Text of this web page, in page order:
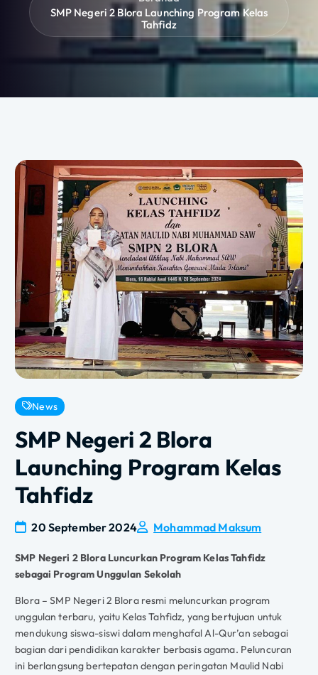
SMP Negeri 2 Blora Launching Program Kelas
Tahfidz
News
SMP Negeri 2 Blora
Launching Program Kelas
Tahfidz
20 September 2024 Mohammad Maksum
SMP Negeri 2 Blora Luncurkan Program Kelas Tahfidz
sebagai Program Unggulan Sekolah
Blora – SMP Negeri 2 Blora resmi meluncurkan program
unggulan terbaru, yaitu Kelas Tahfidz, yang bertujuan untuk
mendukung siswa-siswi dalam menghafal Al-Qur’an sebagai
bagian dari pendidikan karakter berbasis agama. Peluncuran
ini berlangsung bertepatan dengan peringatan Maulid Nabi